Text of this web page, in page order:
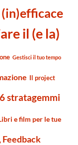
il (e la)
Gestisci il tuo tempo
Il project
stratagemmi
e film per le tue
Feedback